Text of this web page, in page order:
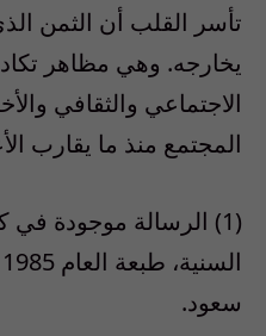
تأسر القلب أن الثمن
يخارجه. وهي مظاهر تكاد
الاجتماعي والثقافي
المجتمع منذ ما يقارب
(1) الرسالة موجودة في
سعود.